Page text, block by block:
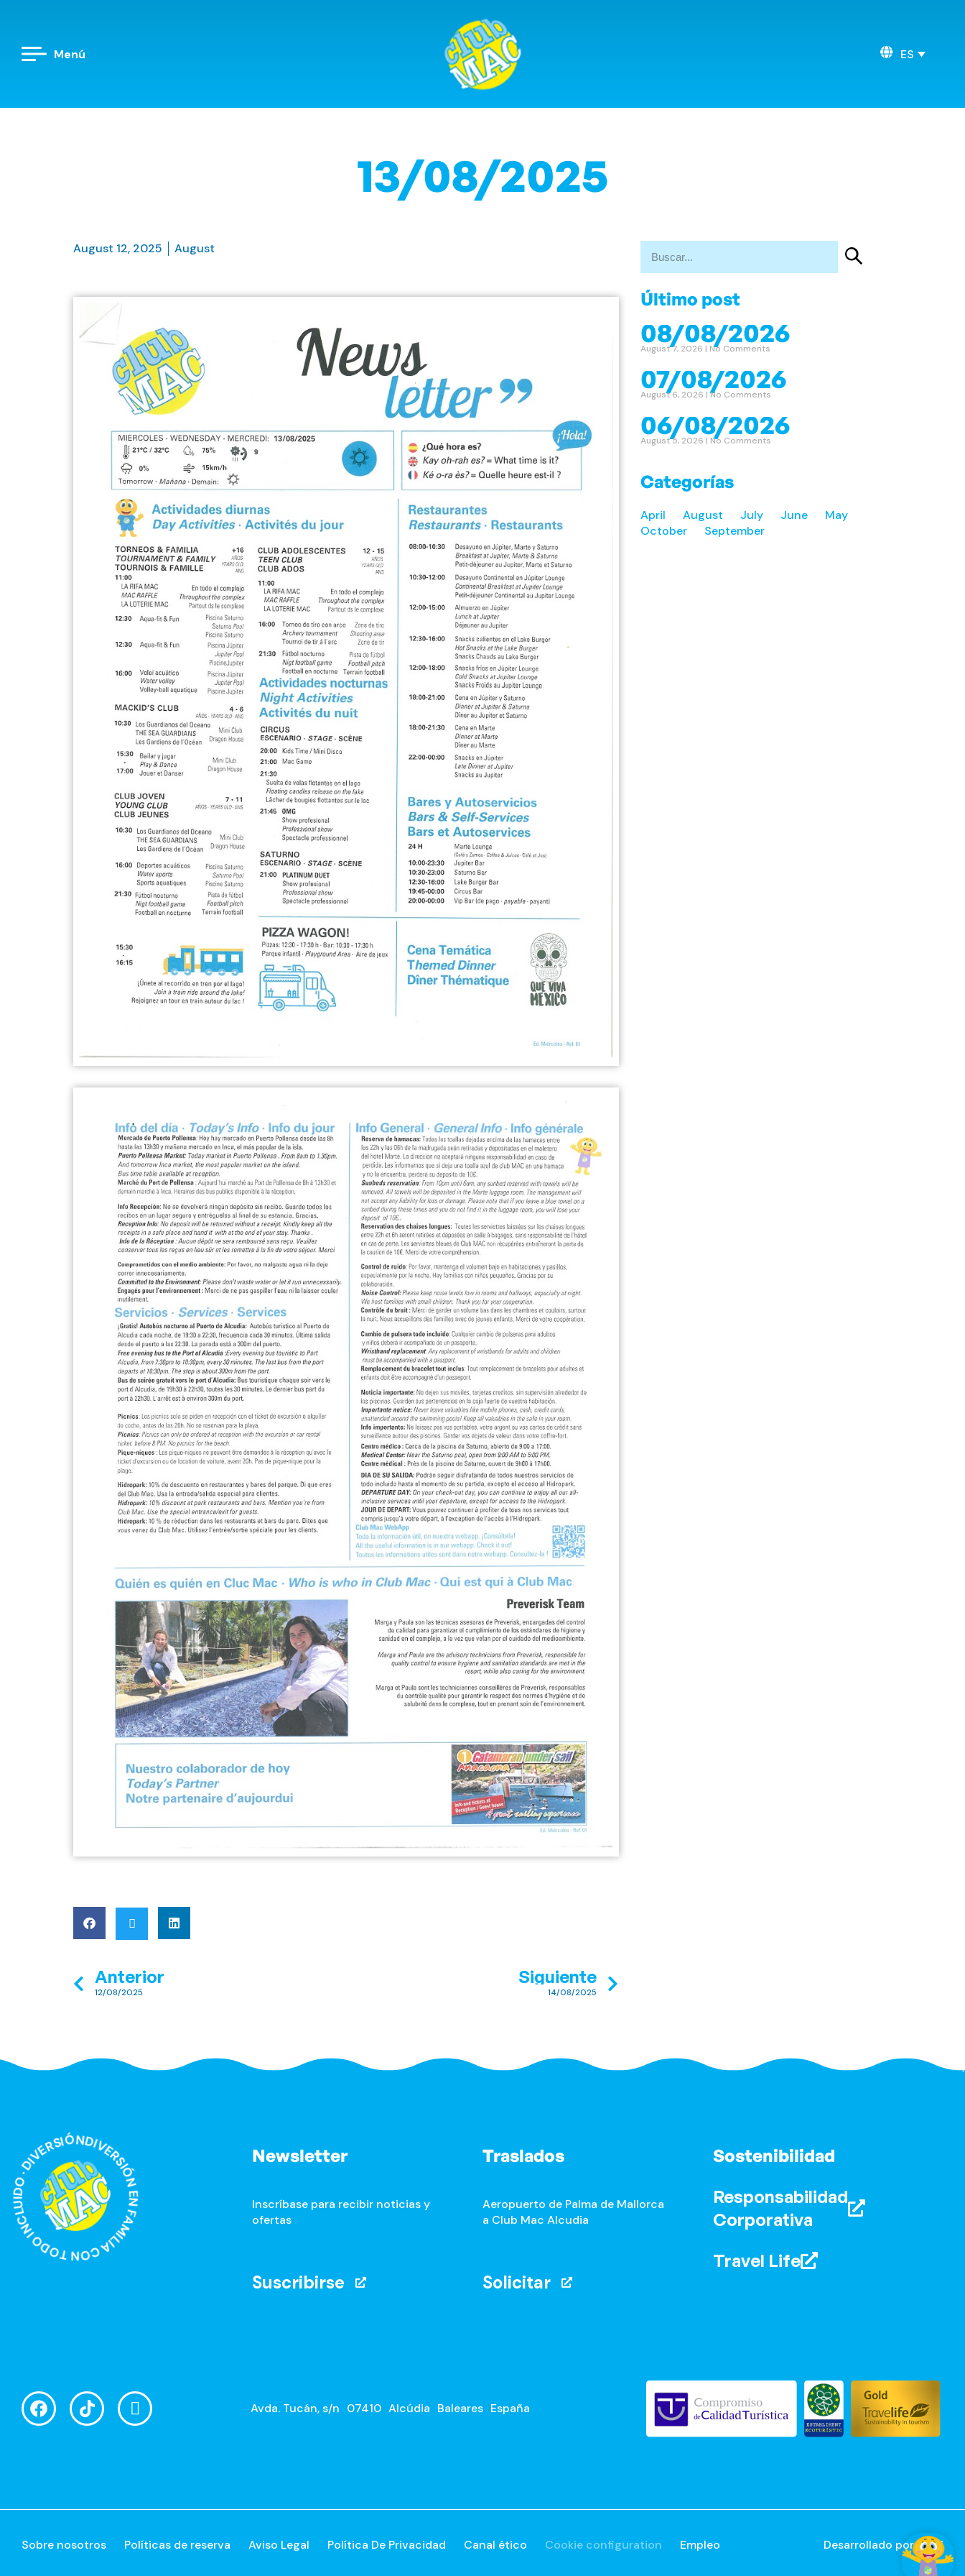
Menú ES
13/08/2025
August 12, 2025 August
Anterior
12/08/2025
Siguiente
14/08/2025
Último post
08/08/2026
August 7, 2026 No Comments
07/08/2026
August 6, 2026 No Comments
06/08/2026
August 5, 2026 No Comments
Categorías
April August July June
May
October
September
TODO INCLUIDO · DIVERSIÓN EN FAMILIA CON TODO INCLUIDO · Newsletter
Inscríbase para recibir noticias y
ofertas
Suscribirse
Traslados
Aeropuerto de Palma de Mallorca
a Club Mac Alcudia
Solicitar
Sostenibilidad
Responsabilidad
Corporativa
Travel Life
Avda. Tucán, s/n 07410 Alcúdia Baleares España
Sobre nosotros Políticas de reserva Aviso Legal Política De Privacidad Canal ético Cookie configuration Empleo Desarrollado porMirai